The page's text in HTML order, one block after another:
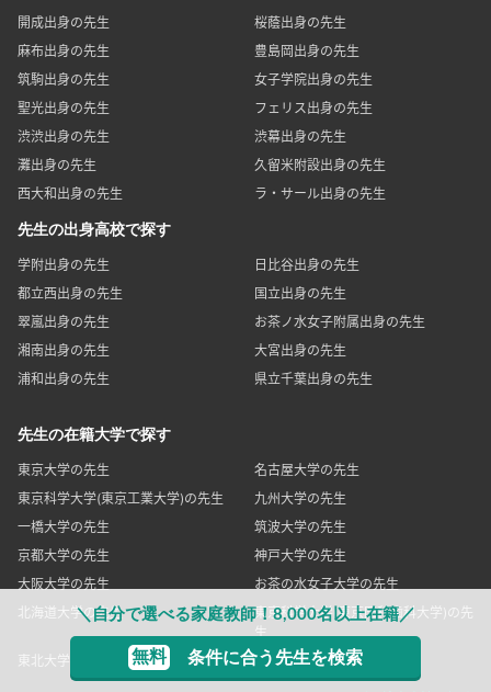
＼自分で選べる家庭教師！8,000名以上在籍／
無料 条件に合う先生を検索
開成出身の先生
桜蔭出身の先生
麻布出身の先生
豊島岡出身の先生
筑駒出身の先生
女子学院出身の先生
聖光出身の先生
フェリス出身の先生
渋渋出身の先生
渋幕出身の先生
灘出身の先生
久留米附設出身の先生
西大和出身の先生
ラ・サール出身の先生
先生の出身高校で探す
学附出身の先生
日比谷出身の先生
都立西出身の先生
国立出身の先生
翠嵐出身の先生
お茶ノ水女子附属出身の先生
湘南出身の先生
大宮出身の先生
浦和出身の先生
県立千葉出身の先生
先生の在籍大学で探す
東京大学の先生
名古屋大学の先生
東京科学大学(東京工業大学)の先生
九州大学の先生
一橋大学の先生
筑波大学の先生
京都大学の先生
神戸大学の先生
大阪大学の先生
お茶の水女子大学の先生
北海道大学の先生
東京科学大学(東京医科歯科大学)の先
生
東北大学の先生